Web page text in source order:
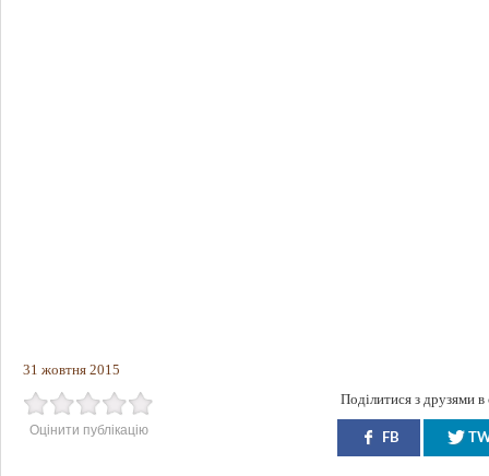
31 жовтня 2015
Оцінити публікацію
Поділитися з друзями
FB